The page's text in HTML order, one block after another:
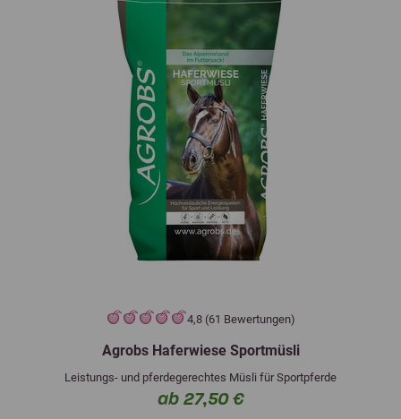
4,8 (61 Bewertungen)
Agrobs Haferwiese Sportmüsli
Leistungs- und pferdegerechtes Müsli für Sportpferde
ab 27,50 €